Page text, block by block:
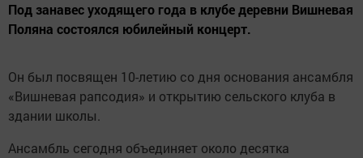
Под занавес уходящего года в клубе деревни Вишневая
Поляна состоялся юбилейный концерт.
Он был посвящен 10-летию со дня основания ансамбля
«Вишневая рапсодия» и открытию сельского клуба в
здании школы.
Ансамбль сегодня объединяет около десятка